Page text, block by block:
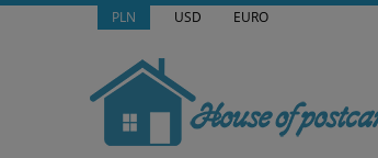
PLN USD EURO